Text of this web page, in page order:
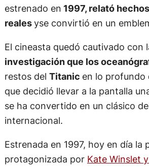
estrenado en 1997, relató
realesyse convirtió en un
El cineasta quedó cautivado con
investigación que los
restos del Titanic en lo profundo
que decidió llevar a la pantalla
se ha convertido en un clásico
internacional.
Estrenada en 1997, hoy en día la
protagonizada por Kate Winslet